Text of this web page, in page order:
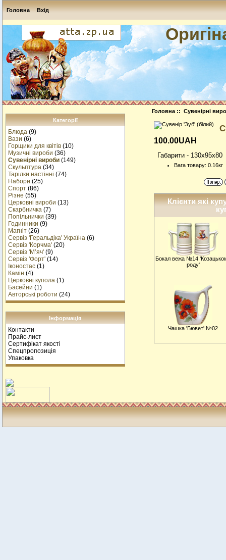
Головна Вхід
Категорії
Блюда (9)
Вази (6)
Горщики для квітів (10)
Музичнi вироби (36)
Сувенірні вироби (149)
Скульптура (34)
Тарілки настінні (74)
Набори (25)
Спорт (86)
Різне (55)
Церковні вироби (13)
Cкарбничка (7)
Попільнички (39)
Годинники (9)
Магніт (26)
Сервіз 'Геральдіка' Україна (6)
Сервіз 'Корчма' (20)
Сервіз 'М’яч' (9)
Сервіз 'Форт' (14)
Іконостас (1)
Камін (4)
Церковні купола (1)
Басейни (1)
Авторські роботи (24)
Інформація
Контакти
Прайс-лист
Сертифікат якості
Спецпропозиція
Упаковка
Головна ::Сувенірні
100.00UAH
Габарити - 130x95x80
Вага товару: 0.16кг
Клієнти які
Бокал вежа №14
роду'
Чашка 'Бювет' №02